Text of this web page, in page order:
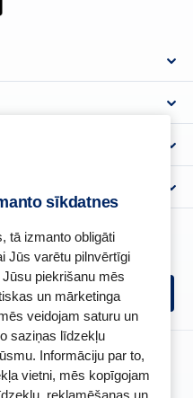
sīkdatnes
tā izmanto obligāti
Jūs varētu pilnvērtīgi
piekrišanu mēs
un mārketinga
veidojam saturu un
saziņas līdzekļu
Informāciju par to,
vietni, mēs kopīgojam
reklamēšanas un
BENU jaunumus!
LV-2130